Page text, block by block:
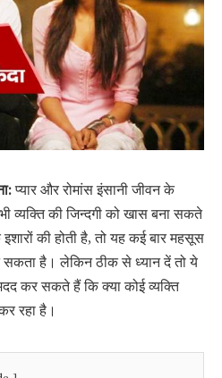
प्यार और रोमांस इंसानी जीवन के
व्यक्ति की जिन्दगी को खास बना सकते
की होती है, तो यह कई बार महसूस
सकता है। लेकिन ठीक से ध्यान दें तो ये
कर सकते हैं कि क्या कोई व्यक्ति
रहा है।